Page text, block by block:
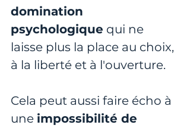
domination
psychologique qui ne
laisse plus la place au choix,
à la liberté et à l'ouverture.
Cela peut aussi faire écho à
une impossibilité de